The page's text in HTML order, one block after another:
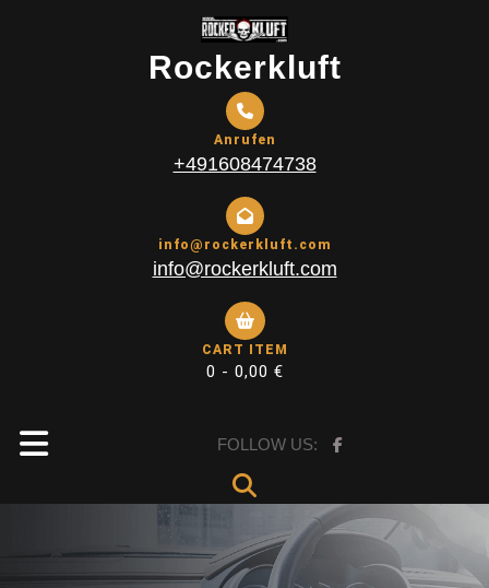
Rockerkluft
Anrufen
+491608474738
info@rockerkluft.com
info@rockerkluft.com
CART ITEM
0 - 0,00 €
Open
FOLLOW US: